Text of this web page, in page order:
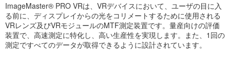
ImageMaster® PRO VRは、VRデバイスにおいて、ユーザの目に入
る前に、ディスプレイからの光をコリメートするために使用される
VRレンズ及びVRモジュールのMTF測定装置です。量産向けの評価
装置で、高速測定に特化し、高い生産性を実現します。また、1回の
測定ですべてのデータが取得できるように設計されています。